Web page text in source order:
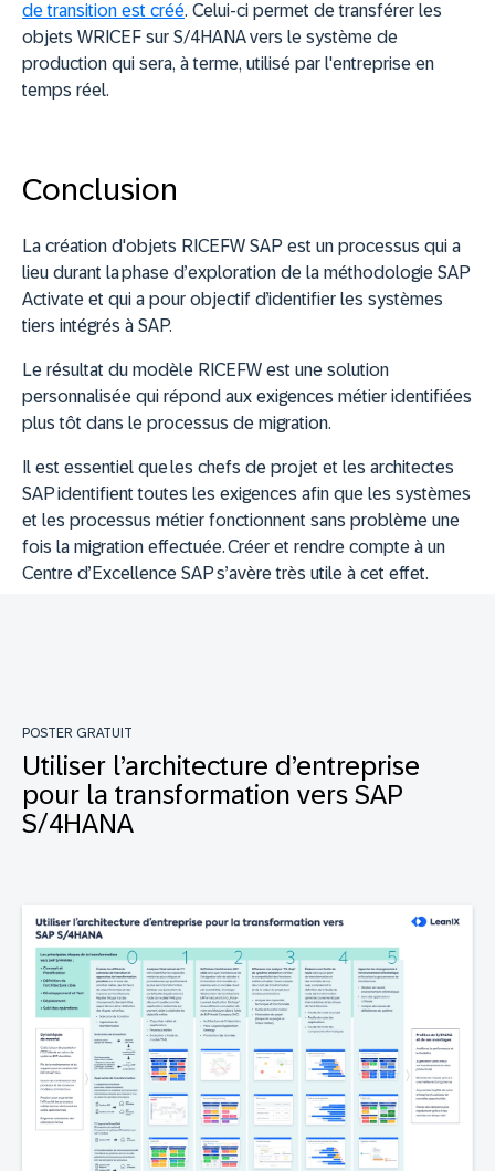
de transition est créé. Celui-ci permet de transférer les
objets WRICEF sur S/4HANA vers le système de
production qui sera, à terme, utilisé par l'entreprise en
temps réel.
Conclusion
La création d'objets RICEFW SAP est un processus qui a
lieu durant la phase d’exploration de la méthodologie SAP
Activate et qui a pour objectif d’identifier les systèmes
tiers intégrés à SAP.
Le résultat du modèle RICEFW est une solution
personnalisée qui répond aux exigences métier identifiées
plus tôt dans le processus de migration.
Il est essentiel que les chefs de projet et les architectes
SAP identifient toutes les exigences afin que les systèmes
et les processus métier fonctionnent sans problème une
fois la migration effectuée. Créer et rendre compte à un
Centre d’Excellence SAP s’avère très utile à cet effet.
POSTER GRATUIT
Utiliser l’architecture d’entreprise
pour la transformation vers SAP
S/4HANA